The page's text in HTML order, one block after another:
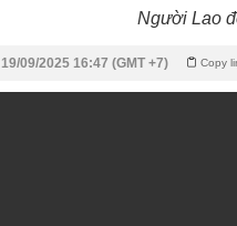
Người Lao
Copy
19/09/2025 16:47 (GMT +7)